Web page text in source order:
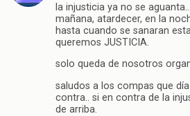
la injusticia ya no se
mañana, atardecer, en la
hasta cuando se sanaran
queremos JUSTICIA.
solo queda de nosotros
saludos a los compas que
contra.. si en contra de la
de arriba.